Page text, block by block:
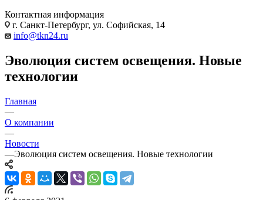
Контактная информация
г. Санкт-Петербург, ул. Софийская, 14
info@tkn24.ru
Эволюция систем освещения. Новые
технологии
Главная
—
О компании
—
Новости
—Эволюция систем освещения. Новые технологии